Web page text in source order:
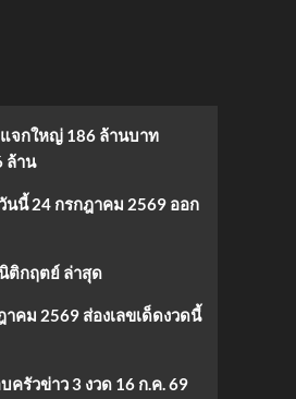
จกใหญ่ 186 ล้านบาท
ล้าน
นนี้ 24 กรกฎาคม 2569 ออก
ติกฤตย์ ล่าสุด
คม 2569 ส่องเลขเด็ดงวดนี้
รัวข่าว 3 งวด 16 ก.ค. 69